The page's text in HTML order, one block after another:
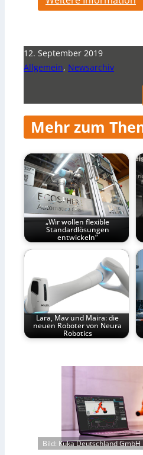
12. September 2019
Allgemein, Newsarchiv
Mehr zum
„Wir wollen flexible
Standardlösungen
entwickeln“
Lara, Mav und Maira: die
neuen Roboter von Neura
Robotics
Bild: Kuka Deutschland GmbH